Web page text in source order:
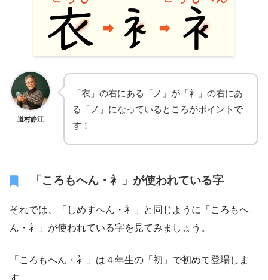
道村静江
「衣」の右にある「ノ」が「衤」の右にあ
る「ノ」になっているところがポイントで
す！
「ころもへん・衤」が使われている字
それでは、「しめすへん・礻」と同じように「ころもへ
ん・衤」が使われている字を見てみましょう。
「ころもへん・衤」は４年生の「初」で初めて登場しま